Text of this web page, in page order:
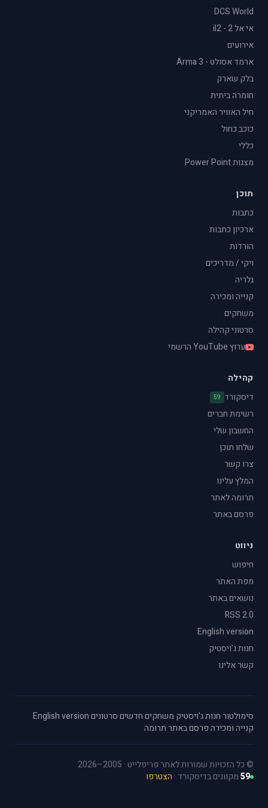
DCS World
אי אל 2 - il2
אירועים
ארמד אסולט - Arma 3
בלק שארק
חומרה ביתית
חיל האוויר האמריקני
כוכב כחול
כללי
מצגות Power Point
תוכן
כתבות
ארכיון כתבות
הורדות
ויקי / מדריכים
גלריה
קנייה ומכירה
משחקים
סרטוני קהילה
ערוץ YouTube הרשמי
קהילה
דיסקורד 59
רשימת חברים
החשבון שלי
שלחו תוכן
צרו קשר
המלץ עלינו
תרומה לאתר
פרסם באתר
ניווט
חיפוש
מפת האתר
נושאים באתר
RSS 2.0
English version
חנות ג'ויסטיק
קשר אלינו
סימולטור·חנות ג'ויסטיק·משחקים חדשים·סרטונים·
English version
·
קנייה ומכירה·פרסם באתר·תרומה
© כל הזכויות שמורות לאתר פריפלייט · 2005–2026
59מקוונים בדיסקורד · הצטרפו